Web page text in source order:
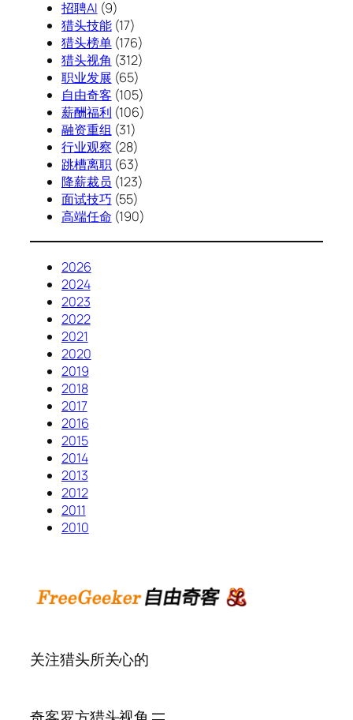
招聘AI (9)
猎头技能(17)
猎头榜单(176)
猎头视角 (312)
职业发展 (65)
自由奇客 (105)
薪酬福利 (106)
融资重组 (31)
行业观察 (28)
跳槽离职(63)
降薪裁员 (123)
面试技巧 (55)
高端任命 (190)
2026
2024
2023
2022
2021
2020
2019
2018
2017
2016
2015
2014
2013
2012
2011
2010
关注猎头所关心的